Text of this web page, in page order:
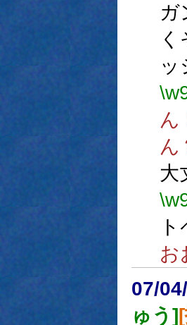
ガ
ッ
ん
ん
大
お
07/
ゅう]